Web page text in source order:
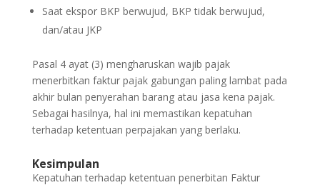
Saat ekspor BKP berwujud, BKP tidak berwujud,
dan/atau JKP
Pasal 4 ayat (3) mengharuskan wajib pajak
menerbitkan faktur pajak gabungan paling lambat pada
akhir bulan penyerahan barang atau jasa kena pajak.
Sebagai hasilnya, hal ini memastikan kepatuhan
terhadap ketentuan perpajakan yang berlaku.
Kesimpulan
Kepatuhan terhadap ketentuan penerbitan Faktur